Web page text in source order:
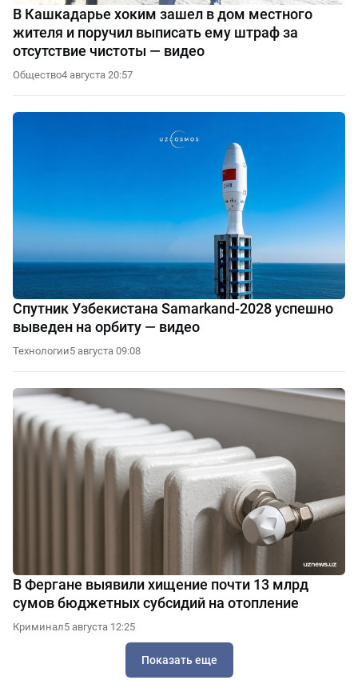
В Кашкадарье хоким зашел в дом местного
жителя и поручил выписать ему штраф за
отсутствие чистоты — видео
Общество4 августа 20:57
Спутник Узбекистана Samarkand-2028 успешно
выведен на орбиту — видео
Технологии5 августа 09:08
В Фергане выявили хищение почти 13 млрд
сумов бюджетных субсидий на отопление
Криминал5 августа 12:25
Показать еще